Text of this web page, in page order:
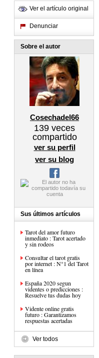
Ver el artículo original
Denunciar
Sobre el autor
Cosechadel66
139 veces
compartido
ver su perfil
ver su blog
Sus últimos artículos
Tarot del amor futuro
inmediato : Tarot acertado
y sin rodeos
Consultar el tarot gratis
por internet : N°1 del Tarot
en línea
España 2020 segun
videntes o predicciones :
Resuelve tus dudas hoy
Vidente online gratis
futuro : Garantizamos
respuestas acertadas
Ver todos